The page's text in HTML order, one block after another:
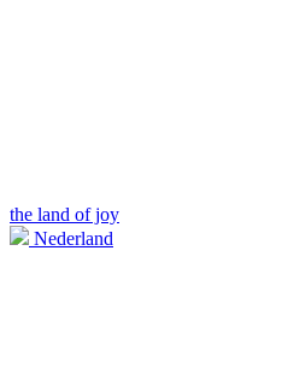
the land of joy
Nederland